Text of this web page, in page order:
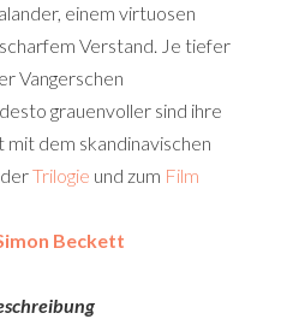
einem virtuosen
Verstand. Je tiefer
Vangerschen
grauenvoller sind ihre
mit dem skandinavischen
Trilogie und zum Film
Beckett